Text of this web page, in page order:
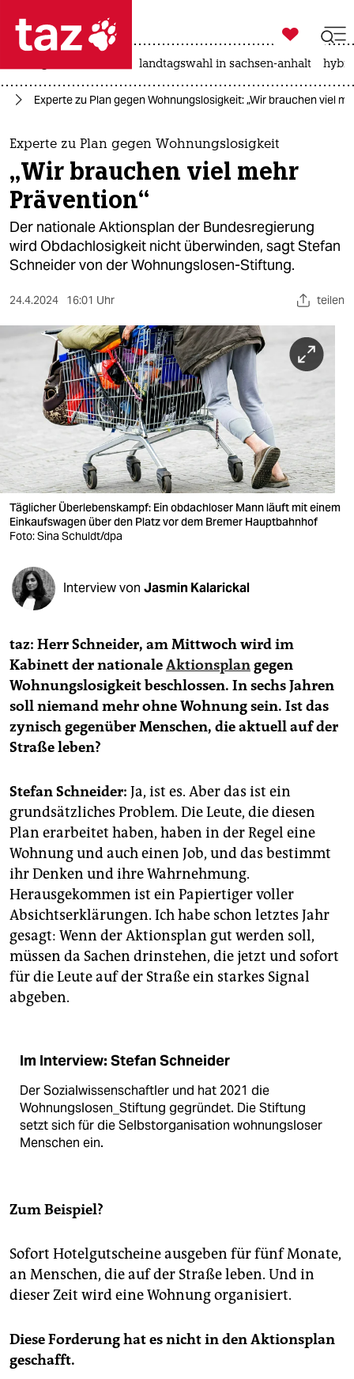
 taz zahl ich
taz zahl ich
themen
politik
öko
gesellschaft
sport
wahrheit
verlag
verlag
veranstaltungen
fragen & hilfe
abo
genossenschaft
epaper login

taz zahl ich
landtagswahl in sachsen-anhalt
Experte zu Plan gegen Wohnungslosigkeit: „Wir brauchen viel
Experte zu Plan gegen Wohnungslosigkeit
„Wir brauchen viel mehr
Prävention“
Der nationale Aktionsplan der Bundesregierung
wird Obdachlosigkeit nicht überwinden, sagt Stefan
Schneider von der Wohnungslosen-Stiftung.
24.4.2024 16:01 Uhr teilen
Täglicher Überlebenskampf: Ein obdachloser Mann läuft mit einem
Einkaufswagen über den Platz vor dem Bremer Hauptbahnhof
Foto: Sina Schuldt/dpa
Interview von Jasmin Kalarickal
taz: Herr Schneider, am Mittwoch wird im
Kabinett der nationaleAktionsplangegen
Wohnungslosigkeit beschlossen. In sechs Jahren
soll niemand mehr ohne Wohnung sein. Ist das
zynisch gegenüber Menschen, die aktuell auf der
Straße leben?
Stefan Schneider: Ja, ist es. Aber das ist ein
grundsätzliches Problem. Die Leute, die diesen
Plan erarbeitet haben, haben in der Regel eine
Wohnung und auch einen Job, und das bestimmt
ihr Denken und ihre Wahrnehmung.
Herausgekommen ist ein Papiertiger voller
Absichtserklärungen. Ich habe schon letztes Jahr
gesagt: Wenn der Aktionsplan gut werden soll,
müssen da Sachen drinstehen, die jetzt und sofort
für die Leute auf der Straße ein starkes Signal
abgeben.
Im Interview: Stefan Schneider
Der Sozialwissenschaftler und hat 2021 die
Wohnungslosen_Stiftung gegründet. Die Stiftung
setzt sich für die Selbstorganisation wohnungsloser
Menschen ein.
Zum Beispiel?
Sofort Hotelgutscheine ausgeben für fünf Monate,
an Menschen, die auf der Straße leben. Und in
dieser Zeit wird eine Wohnung organisiert.
Diese Forderung hat es nicht in den Aktionsplan
geschafft.